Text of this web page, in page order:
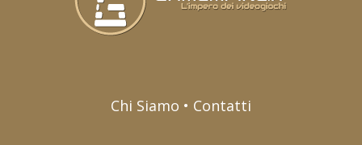
Chi Siamo • Contatti